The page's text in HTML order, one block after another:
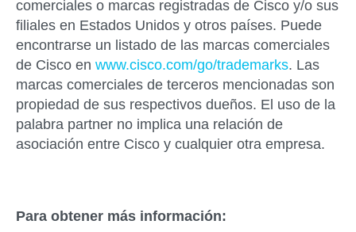
comerciales o marcas registradas de Cisco y/o sus
filiales en Estados Unidos y otros países. Puede
encontrarse un listado de las marcas comerciales
de Cisco en www.cisco.com/go/trademarks. Las
marcas comerciales de terceros mencionadas son
propiedad de sus respectivos dueños. El uso de la
palabra partner no implica una relación de
asociación entre Cisco y cualquier otra empresa.
Para obtener más información: